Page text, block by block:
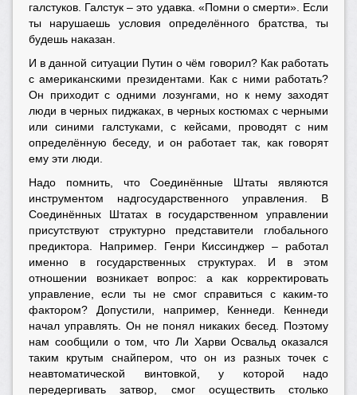
галстуков. Галстук – это удавка. «Помни о смерти». Если
ты нарушаешь условия определённого братства, ты
будешь наказан.
И в данной ситуации Путин о чём говорил? Как работать
с американскими президентами. Как с ними работать?
Он приходит с одними лозунгами, но к нему заходят
люди в черных пиджаках, в черных костюмах с черными
или синими галстуками, с кейсами, проводят с ним
определённую беседу, и он работает так, как говорят
ему эти люди.
Надо помнить, что Соединённые Штаты являются
инструментом надгосударственного управления. В
Соединённых Штатах в государственном управлении
присутствуют структурно представители глобального
предиктора. Например. Генри Киссинджер – работал
именно в государственных структурах. И в этом
отношении возникает вопрос: а как корректировать
управление, если ты не смог справиться с каким-то
фактором? Допустили, например, Кеннеди. Кеннеди
начал управлять. Он не понял никаких бесед. Поэтому
нам сообщили о том, что Ли Харви Освальд оказался
таким крутым снайпером, что он из разных точек с
неавтоматической винтовкой, у которой надо
передергивать затвор, смог осуществить столько